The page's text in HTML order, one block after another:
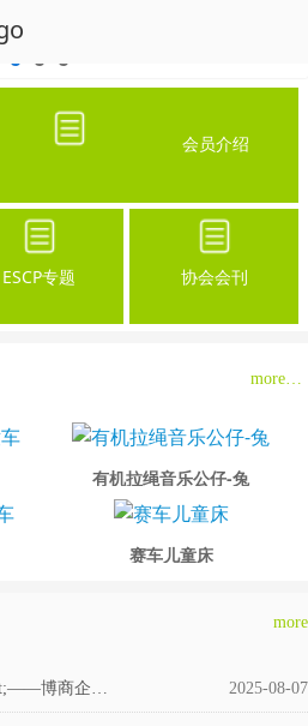
会员介绍
ESCP专题 协会会刊
more…
有机拉绳音乐公仔-兔
赛车儿童床
more
&quot;学力共研·赋能成长&quot;——博商企业交流会圆满举行 2025-08-07